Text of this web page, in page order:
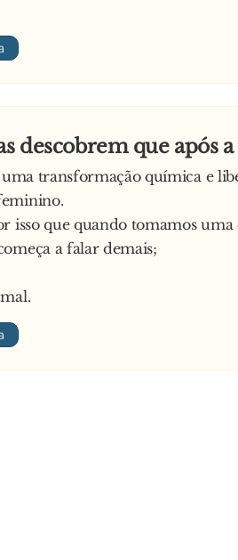
descobrem que após
uma transformação química e
isso que quando tomamos uma
a falar demais;